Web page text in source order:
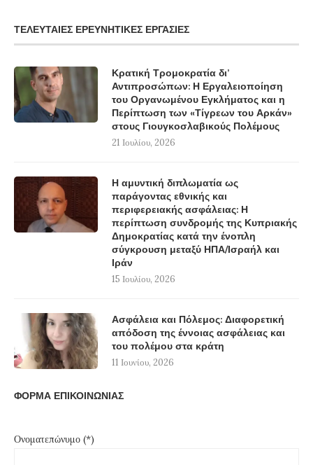
ΤΕΛΕΥΤΑΊΕΣ ΕΡΕΥΝΗΤΙΚΈΣ ΕΡΓΑΣΊΕΣ
Κρατική Τρομοκρατία δι’
Αντιπροσώπων: Η Εργαλειοποίηση
του Οργανωμένου Εγκλήματος και η
Περίπτωση των «Τίγρεων του Αρκάν»
στους Γιουγκοσλαβικούς Πολέμους
21 Ιουλίου, 2026
Η αμυντική διπλωματία ως
παράγοντας εθνικής και
περιφερειακής ασφάλειας: Η
περίπτωση συνδρομής της Κυπριακής
Δημοκρατίας κατά την ένοπλη
σύγκρουση μεταξύ ΗΠΑ/Ισραήλ και
Ιράν
15 Ιουλίου, 2026
Ασφάλεια και Πόλεμος: Διαφορετική
απόδοση της έννοιας ασφάλειας και
του πολέμου στα κράτη
11 Ιουνίου, 2026
ΦΟΡΜΑ ΕΠΙΚΟΙΝΩΝΙΑΣ
Ονοματεπώνυμο (*)